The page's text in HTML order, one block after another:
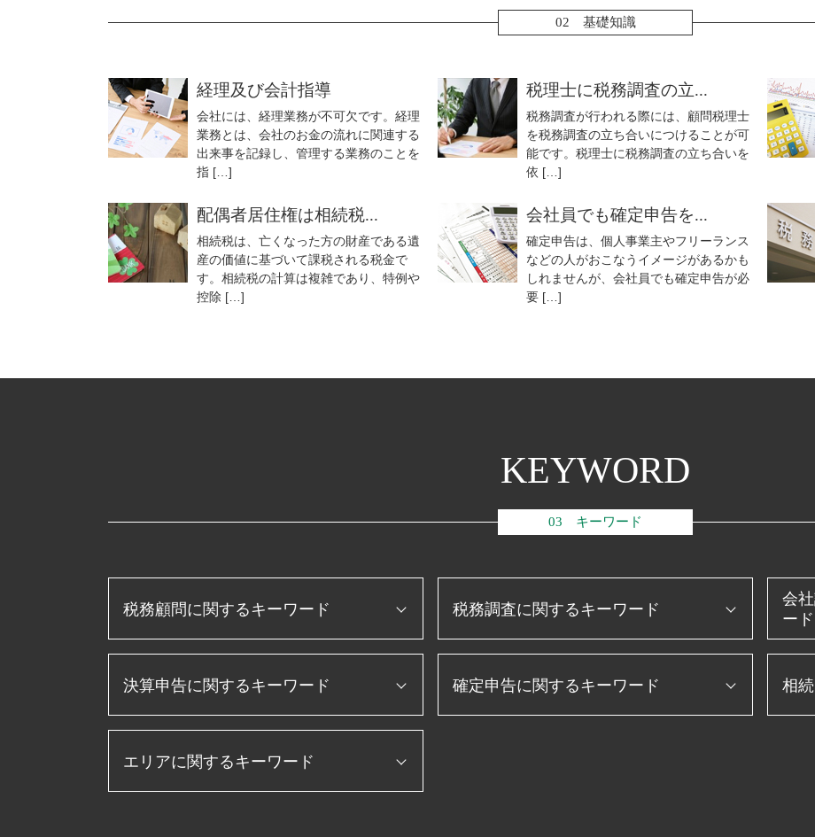
02 基礎知識
経理及び会計指導
会社には、経理業務が不可欠です。経理
業務とは、会社のお金の流れに関連する
出来事を記録し、管理する業務のことを
指 […]
税理士に税務調査の立...
税務調査が行われる際には、顧問税理士
を税務調査の立ち合いにつけることが可
能です。税理士に税務調査の立ち合いを
依 […]
配偶者居住権は相続税...
相続税は、亡くなった方の財産である遺
産の価値に基づいて課税される税金で
す。相続税の計算は複雑であり、特例や
控除 […]
会社員でも確定申告を...
確定申告は、個人事業主やフリーランス
などの人がおこなうイメージがあるかも
しれませんが、会社員でも確定申告が必
要 […]
KEYWORD
03 キーワード
税務顧問に関するキーワード
記帳代行 とは
事業承継 補助金
税理士 役割
顧問税理士 メリット
税務調査に関するキーワード
決算 対策
会
ード
新規
決算申告に関するキーワード
月次決算 とは
確定申告に関するキーワード 相
エリアに関するキーワード